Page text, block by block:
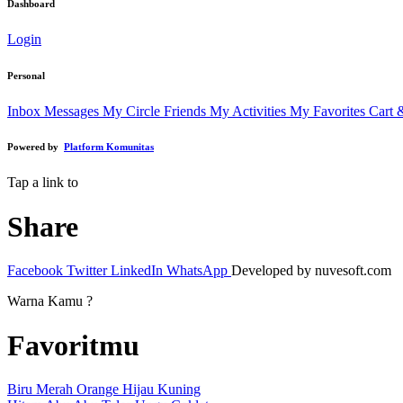
Dashboard
Login
Personal
Inbox Messages My Circle Friends My Activities My Favorites Cart
Powered by Platform Komunitas
Tap a link to
Share
Facebook Twitter LinkedIn WhatsApp Developed by nuvesoft.com
Warna Kamu ?
Favoritmu
Biru Merah Orange Hijau Kuning